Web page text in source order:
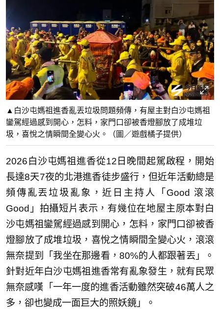
▲白沙屯媽祖進香亂丟垃圾問題頻傳，有屋主對白沙屯媽祖
鑾駕經過感到開心，怎料，家門口卻被香燈腳放了成堆垃
圾，喜悅之情瞬間全變心火。（圖／遊戲橘子提供）
2026白沙屯媽祖進香從12日晚間起駕啟程，開始
長達8天7夜的北港進香徒步盛行，但近年活動總是
頻傳亂丟垃圾亂象，近日主持人「Good 滾滾
Good」拍攝短片表示，有幾位在地屋主原本對白
沙屯媽祖鑾駕經過感到開心，怎料，家門口卻被香
燈腳放了成堆垃圾，喜悅之情瞬間全變心火，滾滾
無奈提到「我坐在那邊看，80%的人都跟著丟」。
針對近年白沙屯媽祖進香常有亂象發生，就有民眾
無奈感嘆「一年一度的進香活動雖然突破46萬人之
多，卻也變成一面巨大的照妖鏡」。